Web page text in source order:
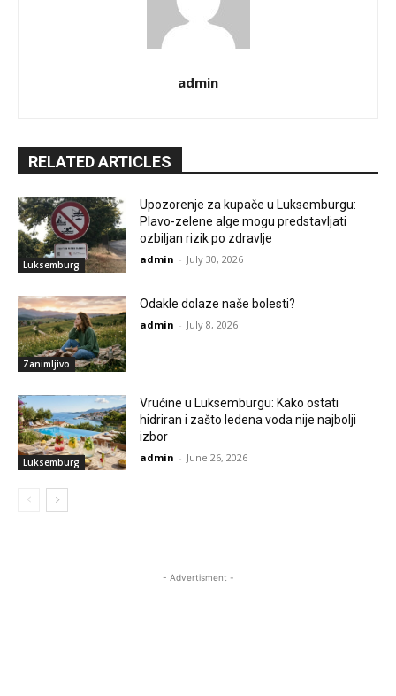
admin
RELATED ARTICLES
Luksemburg
Upozorenje za kupače u Luksemburgu:
Plavo-zelene alge mogu predstavljati
ozbiljan rizik po zdravlje
admin - July 30, 2026
Zanimljivo
Odakle dolaze naše bolesti?
admin - July 8, 2026
Luksemburg
Vrućine u Luksemburgu: Kako ostati
hidriran i zašto ledena voda nije najbolji
izbor
admin - June 26, 2026
- Advertisment -